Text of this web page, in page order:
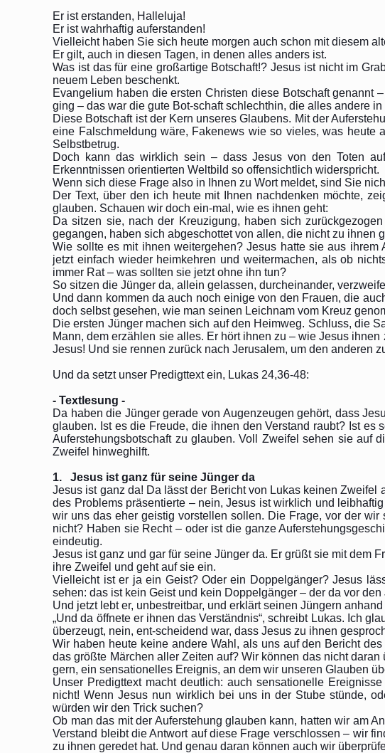
Er ist erstanden, Halleluja!
Er ist wahrhaftig auferstanden!
Vielleicht haben Sie sich heute morgen auch schon mit diesem
Er gilt, auch in diesen Tagen, in denen alles anders ist.
Was ist das für eine großartige Botschaft!? Jesus ist nicht im
neuem Leben beschenkt.
Evangelium haben die ersten Christen diese Botschaft genannt
ging – das war die gute Bot-schaft schlechthin, die alles andere
Diese Botschaft ist der Kern unseres Glaubens. Mit der
eine Falschmeldung wäre, Fakenews wie so vieles, was heute
Selbstbetrug.
Doch kann das wirklich sein – dass Jesus von den Toten
Erkenntnissen orientierten Weltbild so offensichtlich widerspricht.
Wenn sich diese Frage also in Ihnen zu Wort meldet, sind Sie
Der Text, über den ich heute mit Ihnen nachdenken möchte,
glauben. Schauen wir doch ein-mal, wie es ihnen geht:
Da sitzen sie, nach der Kreuzigung, haben sich
gegangen, haben sich abgeschottet von allen, die nicht zu ihnen
Wie sollte es mit ihnen weitergehen? Jesus hatte sie aus
jetzt einfach wieder heimkehren und weitermachen, als ob
immer Rat – was sollten sie jetzt ohne ihn tun?
So sitzen die Jünger da, allein gelassen, durcheinander,
Und dann kommen da auch noch einige von den Frauen, die
doch selbst gesehen, wie man seinen Leichnam vom Kreuz
Die ersten Jünger machen sich auf den Heimweg. Schluss, die
Mann, dem erzählen sie alles. Er hört ihnen zu – wie Jesus
Jesus! Und sie rennen zurück nach Jerusalem, um den anderen
Und da setzt unser Predigttext ein, Lukas 24,36-48:
- Textlesung -
Da haben die Jünger gerade von Augenzeugen gehört, dass
glauben. Ist es die Freude, die ihnen den Verstand raubt? Ist
Auferstehungsbotschaft zu glauben. Voll Zweifel sehen sie auf
Zweifel hinweghilft.
1. Jesus ist ganz für seine Jünger da
Jesus ist ganz da! Da lässt der Bericht von Lukas keinen
des Problems präsentierte – nein, Jesus ist wirklich und
wir uns das eher geistig vorstellen sollen. Die Frage, vor der
nicht? Haben sie Recht – oder ist die ganze
eindeutig.
Jesus ist ganz und gar für seine Jünger da. Er grüßt sie mit dem
ihre Zweifel und geht auf sie ein.
Vielleicht ist er ja ein Geist? Oder ein Doppelgänger? Jesus
sehen: das ist kein Geist und kein Doppelgänger – der da vor
Und jetzt lebt er, unbestreitbar, und erklärt seinen Jüngern
„Und da öffnete er ihnen das Verständnis“, schreibt Lukas. Ich
überzeugt, nein, ent-scheidend war, dass Jesus zu ihnen
Wir haben heute keine andere Wahl, als uns auf den Bericht
das größte Märchen aller Zeiten auf? Wir können das nicht
gern, ein sensationelles Ereignis, an dem wir unseren Glauben
Unser Predigttext macht deutlich: auch sensationelle
nicht! Wenn Jesus nun wirklich bei uns in der Stube stünde,
würden wir den Trick suchen?
Ob man das mit der Auferstehung glauben kann, hatten wir am
Verstand bleibt die Antwort auf diese Frage verschlossen – wir
zu ihnen geredet hat. Und genau daran können auch wir